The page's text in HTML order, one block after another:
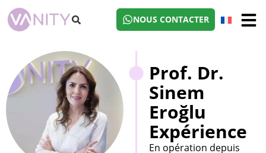
NOUS CONTACTER
Prof. Dr.
Sinem
Eroğlu
Expérience
En opération depuis